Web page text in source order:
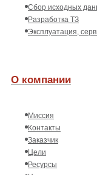
Сбор исходных
Разработка ТЗ
Эксплуатация,
О компании
Миссия
Контакты
Заказчик
Цели
Ресурсы